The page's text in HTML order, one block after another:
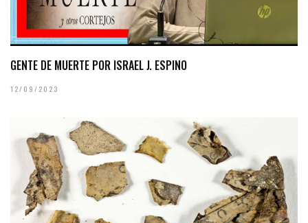
GENTE DE MUERTE POR ISRAEL J. ESPINO
12/09/2023